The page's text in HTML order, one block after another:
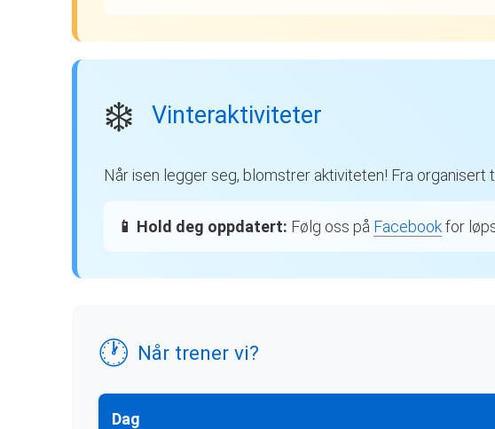
❄️ Vinteraktiviteter
Når isen legger seg, blomstrer aktiviteten! Fra
📱 Hold deg oppdatert: Følg oss på Facebookfor
🕐 Når trener vi?
Dag